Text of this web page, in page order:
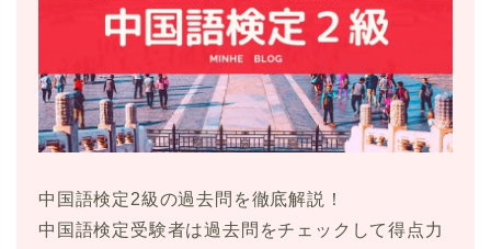
中国語検定2級の過去問を徹底解説！
中国語検定受験者は過去問をチェックして得点力